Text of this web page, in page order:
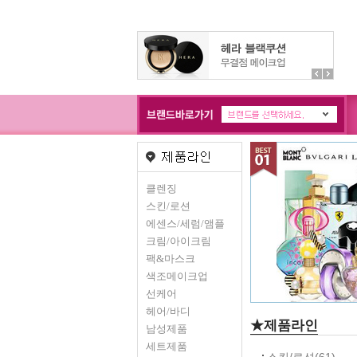
클렌징
스킨/로션
에센스/세럼/앰플
크림/아이크림
팩&마스크
색조메이크업
선케어
헤어/바디
남성제품
세트제품
★제품라인